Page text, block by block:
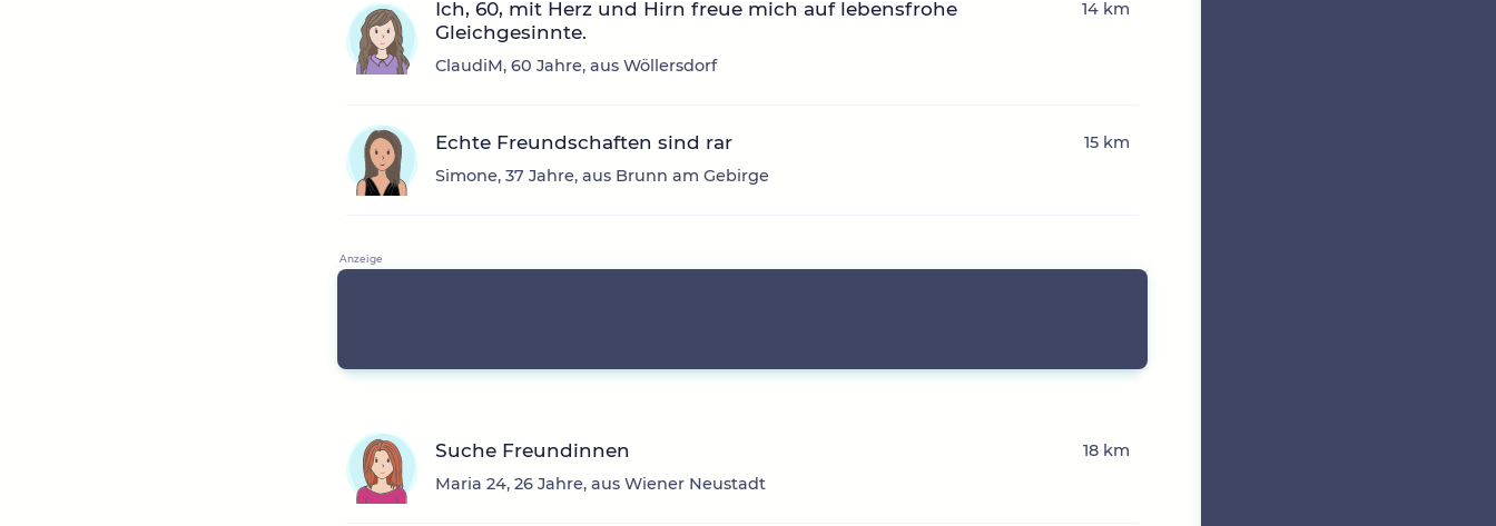
Ich, 60, mit Herz und Hirn freue mich auf lebensfrohe
Gleichgesinnte.
ClaudiM, 60 Jahre, aus Wöllersdorf
14 km
Echte Freundschaften sind rar
Simone, 37 Jahre, aus Brunn am Gebirge
15 km
Suche Freundinnen
Maria 24, 26 Jahre, aus Wiener Neustadt
18 km